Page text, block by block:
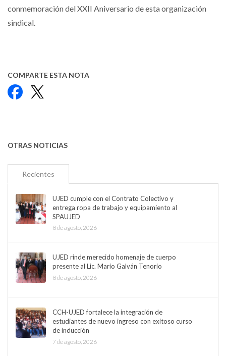
conmemoración del XXII Aniversario de esta organización
sindical.
COMPARTE ESTA NOTA
Facebook
OTRAS NOTICIAS
Recientes
UJED cumple con el Contrato Colectivo y
entrega ropa de trabajo y equipamiento al
SPAUJED
8 de agosto, 2026
UJED rinde merecido homenaje de cuerpo
presente al Lic. Mario Galván Tenorio
8 de agosto, 2026
CCH-UJED fortalece la integración de
estudiantes de nuevo ingreso con exitoso curso
de inducción
7 de agosto, 2026